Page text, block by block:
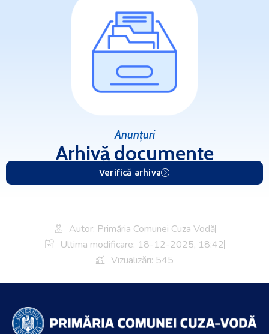
Anunțuri
Arhivă documente
Verifică arhiva
Autor: Primăria Comunei Cuza Vodă
Ultima modificare: 18-12-2025, 18:42
Vizualizări: 545